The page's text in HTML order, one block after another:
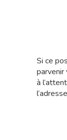
Si ce
parvenir
à